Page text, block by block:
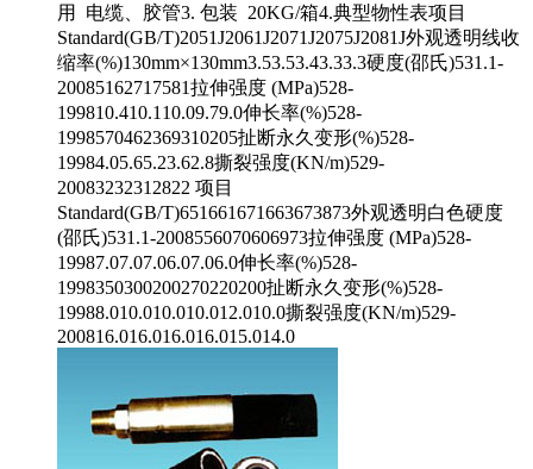
用 电缆、胶管3. 包装 20KG/箱4.典型物性表项目
Standard(GB/T)2051J2061J2071J2075J2081J外观透明线收
缩率(%)130mm×130mm3.53.53.43.33.3硬度(邵氏)531.1-
20085162717581拉伸强度 (MPa)528-
199810.410.110.09.79.0伸长率(%)528-
1998570462369310205扯断永久变形(%)528-
19984.05.65.23.62.8撕裂强度(KN/m)529-
20083232312822 项目
Standard(GB/T)651661671663673873外观透明白色硬度
(邵氏)531.1-2008556070606973拉伸强度 (MPa)528-
19987.07.07.06.07.06.0伸长率(%)528-
1998350300200270220200扯断永久变形(%)528-
19988.010.010.010.012.010.0撕裂强度(KN/m)529-
200816.016.016.016.015.014.0